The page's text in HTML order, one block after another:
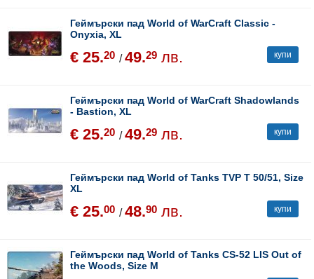
Геймърски пад World of WarCraft Classic -
Onyxia, XL
€ 25.20 /49.29 лв. купи
Геймърски пад World of WarCraft Shadowlands
- Bastion, XL
€ 25.20 /49.29 лв. купи
Геймърски пад World of Tanks TVP T 50/51, Size
XL
€ 25.00 /48.90 лв. купи
Геймърски пад World of Tanks CS-52 LIS Out of
the Woods, Size M